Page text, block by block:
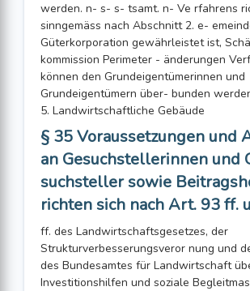
werden. n- s- s- tsamt. n- Ve rfahrens
sinngemäss nach Abschnitt 2. e-
Güterkorporation gewährleistet ist,
kommission Perimeter - änderungen
können den Grundeigentümerinnen und
Grundeigentümern über- bunden
5. Landwirtschaftliche Gebäude
§ 35 Voraussetzungen und
an Gesuchstellerinnen und
suchsteller sowie
richten sich nach Art. 93 ff.
ff. des Landwirtschaftsgesetzes, der
Strukturverbesserungsveror nung und
des Bundesamtes für Landwirtschaft
Investitionshilfen und soziale